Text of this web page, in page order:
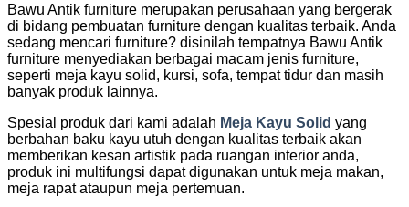
Bawu Antik furniture merupakan perusahaan yang bergerak
di bidang pembuatan furniture dengan kualitas terbaik. Anda
sedang mencari furniture? disinilah tempatnya Bawu Antik
furniture menyediakan berbagai macam jenis furniture,
seperti meja kayu solid, kursi, sofa, tempat tidur dan masih
banyak produk lainnya.
Spesial produk dari kami adalah Meja Kayu Solid yang
berbahan baku kayu utuh dengan kualitas terbaik akan
memberikan kesan artistik pada ruangan interior anda,
produk ini multifungsi dapat digunakan untuk meja makan,
meja rapat ataupun meja pertemuan.